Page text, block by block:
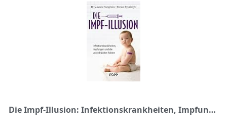
Die Impf-Illusion: Infektionskrankheiten, Impfungen und die unterdrückten Fakten